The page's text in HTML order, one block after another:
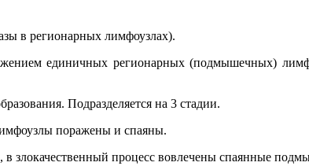
в регионарных лимфоузлах).
единичных регионарных (подмышечных)
Подразделяется на 3 стадии.
поражены и спаяны.
в злокачественный процесс вовлечены спаянные